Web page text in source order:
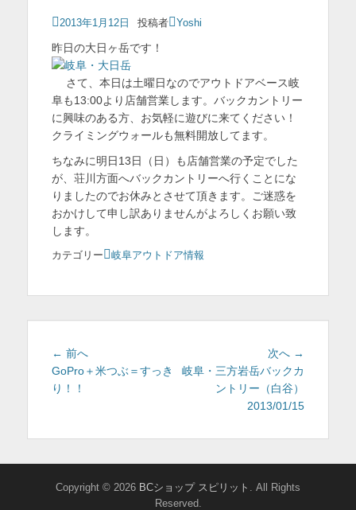
投
日
2013年1月12日 投稿者 Yoshi
昨日の大日ヶ岳です！
さて、本日は土曜日なのでアウトドアベース岐
阜も13:00より店舗営業します。バックカントリー
に興味のある方、お気軽に遊びに来てください！
クライミングウォールも無料開放してます。
ちなみに明日13日（日）も店舗営業の予定でした
が、荘川方面へバックカントリーへ行くことにな
りましたのでお休みとさせて頂きます。ご迷惑を
おかけして申し訳ありませんがよろしくお願い致
します。
カテゴリー 岐阜アウトドア情報
投
稿
ビ
ゲ
ー
← 前へ過
去
GoPro＋米つぶ＝すっき
り！！
次へ →
稿:
岐阜・三方岩岳バックカ
ントリー（白谷）
2013/01/15
Copyright © 2026 BCショップ スピリット . All Rights
Reserved.